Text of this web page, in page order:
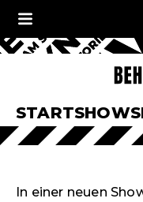
STARTSHOWS
In einer neuen